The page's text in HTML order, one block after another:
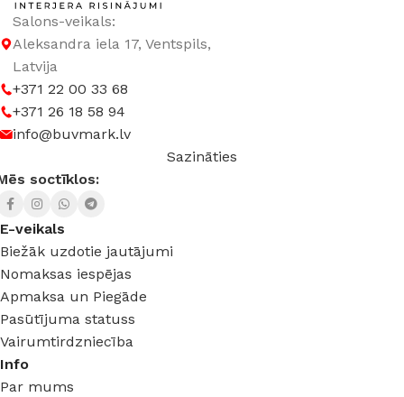
GAISMAS TEMPERATŪRA
JAUDA
SPRIEGUMS AC:230 V
Salons-veikals:
Aleksandra iela 17, Ventspils,
Latvija
+371 22 00 33 68
+371 26 18 58 94
info@buvmark.lv
Sazināties
soctīklos:
E-veikals
Biežāk uzdotie jautājumi
Nomaksas iespējas
Apmaksa un Piegāde
Pasūtījuma statuss
Vairumtirdzniecība
Info
Par mums